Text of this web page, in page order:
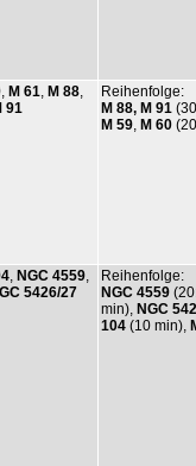
M 61 M 88
91
Reihenfolge:
M 88, M 91
M 59 M 60
NGC 4559
5426/27
Reihenfolge:
NGC 4559
min), NGC
104 (10 min),